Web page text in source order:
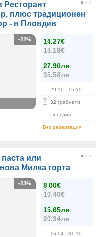
Ресторант
плюс традиционен
- в Пловдив
14.27€
18.19€
27.90лв
35.58лв
29.10 - 15.10
32 грабнати
Пловдив
Без резервация
-22%
или
Милка торта
8.00€
10.40€
15.65лв
20.34лв
16.04 - 31.10
-23%